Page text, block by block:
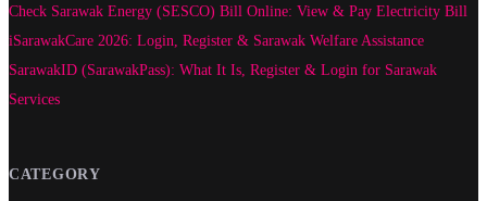
Check Sarawak Energy (SESCO) Bill Online: View & Pay Electricity Bill
iSarawakCare 2026: Login, Register & Sarawak Welfare Assistance
SarawakID (SarawakPass): What It Is, Register & Login for Sarawak
Services
CATEGORY